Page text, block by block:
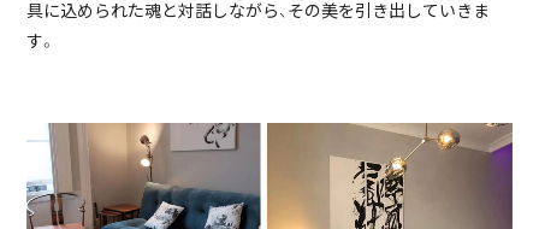
具に込められた魂と対話しながら、その美を引き出していきま
す。